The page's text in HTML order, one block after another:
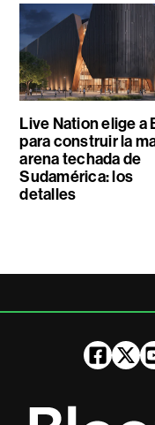
Live Nation elige a
para construir la
arena techada de
Sudamérica: los
detalles